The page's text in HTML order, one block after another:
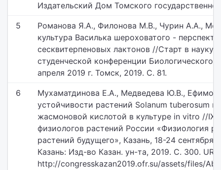
Издательский Дом Томского
5
Романова Я.А., Филонова М.В., Чурин А.А.,
культура Василька шероховатого -
сесквитерпеновых лактонов //Старт в науку
студенческой конференции Биологического
апреля 2019 г. Томск, 2019. С. 81.
6
Мухаматдинова Е.А., Медведева Ю.В.,
устойчивости растений Solanum tuberosum
жасмоновой кислотой в культуре in vitro //IX
физиологов растений России «Физиология
растений будущего», Казань, 18-24 сентября
Казань: Изд-во Казан. ун-та, 2019. С. 300. URL:
http://congresskazan2019.ofr.su/assets/files/